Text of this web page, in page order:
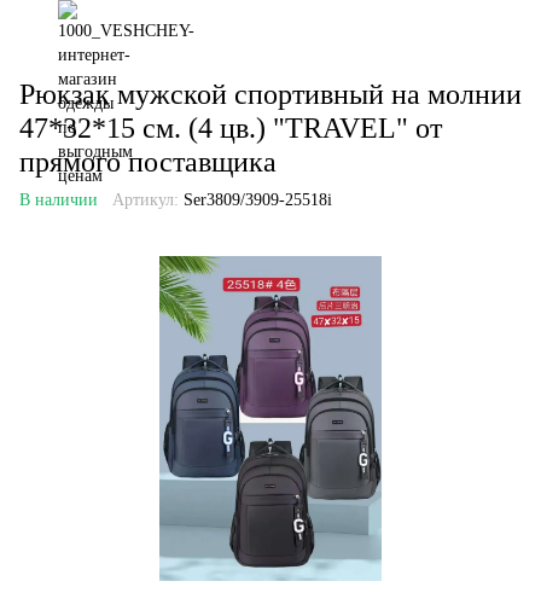
Рюкзак мужской спортивный на молнии
47*32*15 см. (4 цв.) "TRAVEL" от
прямого поставщика
В наличии Артикул: Ser3809/3909-25518i